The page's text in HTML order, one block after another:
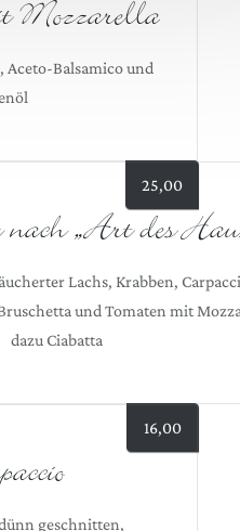
Mozzarella
Balsamico und
25,00
„Art des
Lachs, Krabben,
und Tomaten mit
dazu Ciabatta
16,00
geschnitten,